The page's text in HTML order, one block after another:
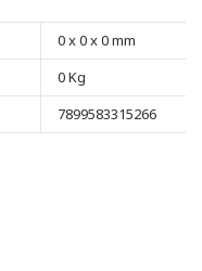
0 x 0 x 0 mm
0 Kg
7899583315266